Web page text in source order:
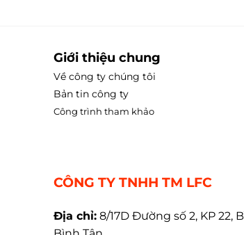
Giới thiệu chung
Về công ty chúng tôi
Bản tin công ty
Công trình tham khảo
CÔNG TY TNHH TM LFC
Địa chỉ: 8/17D Đường số 2, KP 22,